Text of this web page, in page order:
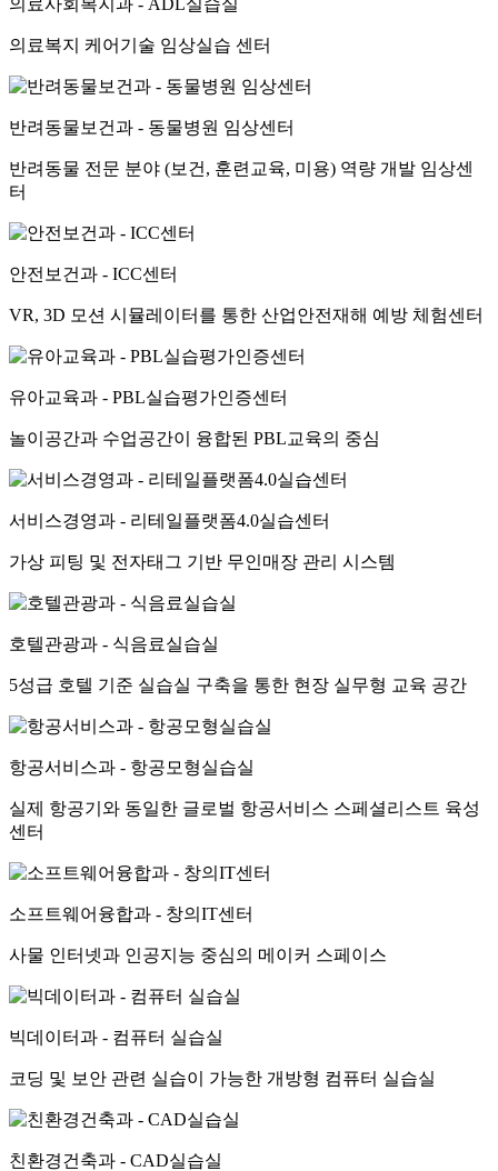
의료복지 케어기술 임상실습 센터
반려동물보건과 - 동물병원 임상센터
반려동물 전문 분야 (보건, 훈련교육, 미용) 역량 개발 임상센
터
안전보건과 - ICC센터
VR, 3D 모션 시뮬레이터를 통한 산업안전재해 예방 체험센터
유아교육과 - PBL실습평가인증센터
놀이공간과 수업공간이 융합된 PBL교육의 중심
서비스경영과 - 리테일플랫폼4.0실습센터
가상 피팅 및 전자태그 기반 무인매장 관리 시스템
호텔관광과 - 식음료실습실
5성급 호텔 기준 실습실 구축을 통한 현장 실무형 교육 공간
항공서비스과 - 항공모형실습실
실제 항공기와 동일한 글로벌 항공서비스 스페셜리스트 육성
센터
소프트웨어융합과 - 창의IT센터
사물 인터넷과 인공지능 중심의 메이커 스페이스
빅데이터과 - 컴퓨터 실습실
코딩 및 보안 관련 실습이 가능한 개방형 컴퓨터 실습실
친환경건축과 - CAD실습실